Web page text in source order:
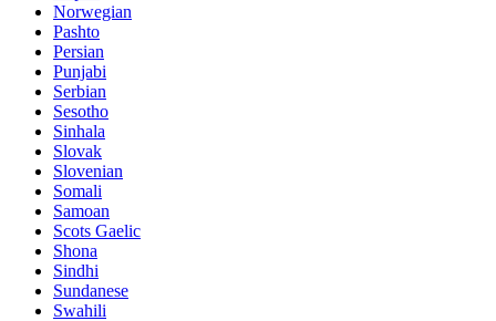
Norwegian
Pashto
Persian
Punjabi
Serbian
Sesotho
Sinhala
Slovak
Slovenian
Somali
Samoan
Scots Gaelic
Shona
Sindhi
Sundanese
Swahili